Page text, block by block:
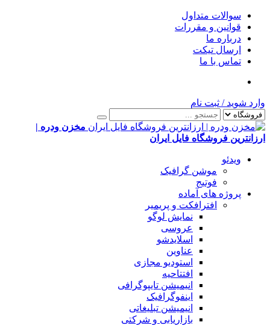
سوالات متداول
قوانین و مقررات
درباره ما
ارسال تیکت
تماس با ما
وارد شوید / ثبت نام
مخزن ودره |
ارزانترین فروشگاه فایل ایران
ویدئو
موشن گرافیک
فوتیج
پروژه های آماده
افترافکت و پریمیر
نمایش لوگو
عروسی
اسلایدشو
عناوین
استودیو مجازی
افتتاحیه
انیمیشن تایپوگرافی
اینفوگرافیک
انیمیشن تبلیغاتی
بازاریابی و شرکتی